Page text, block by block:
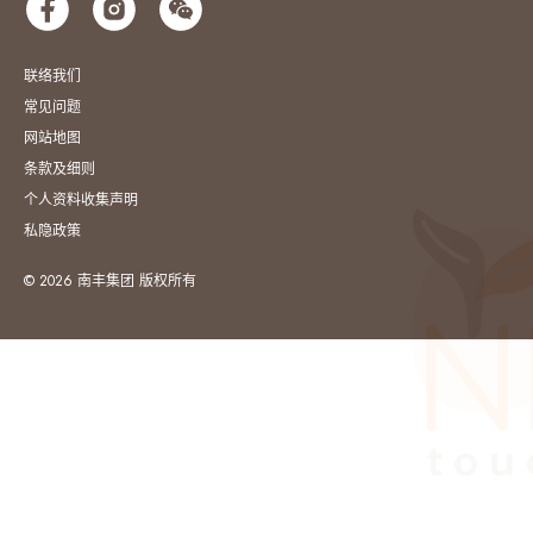
联络我们
常见问题
网站地图
条款及细则
个人资料收集声明
私隐政策
© 2026 南丰集团 版权所有